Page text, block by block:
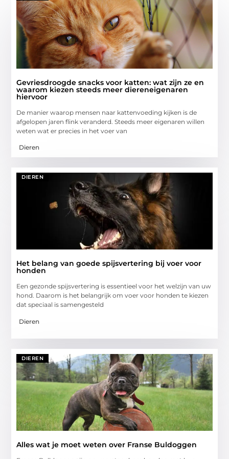
Gevriesdroogde snacks voor katten: wat zijn ze en
waarom kiezen steeds meer diereneigenaren
hiervoor
De manier waarop mensen naar kattenvoeding kijken is de
afgelopen jaren flink veranderd. Steeds meer eigenaren willen
weten wat er precies in het voer van
Dieren
DIEREN
Het belang van goede spijsvertering bij voer voor
honden
Een gezonde spijsvertering is essentieel voor het welzijn van uw
hond. Daarom is het belangrijk om voer voor honden te kiezen
dat speciaal is samengesteld
Dieren
DIEREN
Alles wat je moet weten over Franse Buldoggen